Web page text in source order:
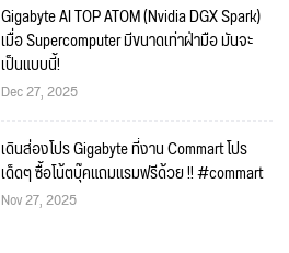
Gigabyte AI TOP ATOM (Nvidia DGX Spark)
เมื่อ Supercomputer มีขนาดเท่าฝ่ามือ มันจะ
เป็นแบบนี้!
Dec 27, 2025
เดินส่องโปร Gigabyte ที่งาน Commart โปร
เด็ดๆ ซื้อโน้ตบุ๊คแถมแรมฟรีด้วย !! #commart
Nov 27, 2025